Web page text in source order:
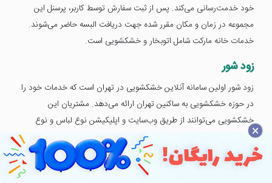
خود خدمت‌رسانی می‌کند. پس از ثبت سفارش توسط کاربر، پرسنل این
مجموعه در زمان و مکان مقرر شده جهت دریافت البسه حاضر می‌شوند.
خدمات خانه مارکت شامل اتوبخار و خشکشویی است.
زود شور
زود شور اولین سامانه آنلاین خشکشویی در تهران است که خدمات خود را
در حوزه خشکشویی به ساکنین تهران ارائه می‌دهد. مشتریان این
خشکشویی می‌توانند از طریق وب‌سایت و اپلیکیشن نوع لباس و نوع
شست‌وشو را مشخص کرده و سفارش خود را ثبت کنند. این سامانه
سفارش‌های دریافتی را پس از ۴۸ ساعت به جز روزهای تعطیل به مشتریان
خود به‌صورت رایگان تحویل می‌دهد. تمامی البسه از زمان دریافت تا
×